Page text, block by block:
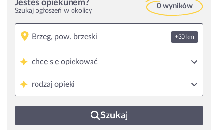
Jesteś opiekunem?
Szukaj ogłoszeń w okolicy
0 wyników
+30 km
chcę się opiekować
rodzaj opieki
Szukaj